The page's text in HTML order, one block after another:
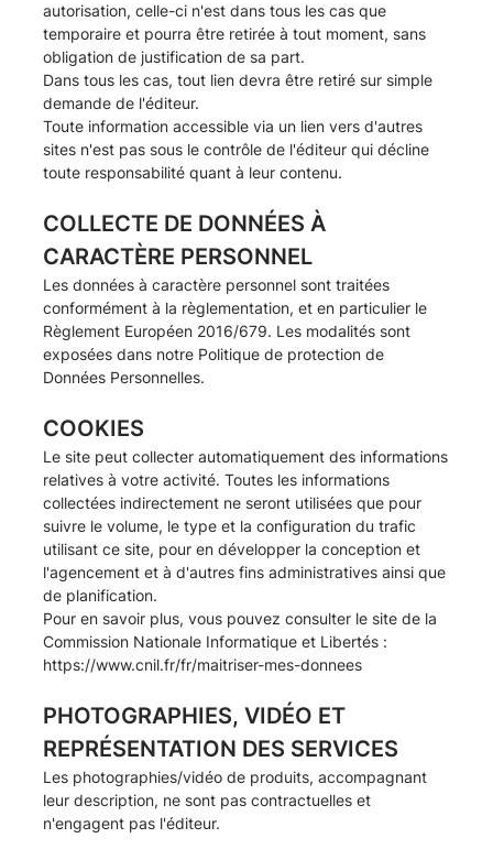
autorisation, celle-ci n'est dans tous les cas que
temporaire et pourra être retirée à tout moment, sans
obligation de justification de sa part.
Dans tous les cas, tout lien devra être retiré sur simple
demande de l'éditeur.
Toute information accessible via un lien vers d'autres
sites n'est pas sous le contrôle de l'éditeur qui décline
toute responsabilité quant à leur contenu.
COLLECTE DE DONNÉES À
CARACTÈRE PERSONNEL
Les données à caractère personnel sont traitées
conformément à la règlementation, et en particulier le
Règlement Européen 2016/679. Les modalités sont
exposées dans notre Politique de protection de
Données Personnelles.
COOKIES
Le site peut collecter automatiquement des informations
relatives à votre activité. Toutes les informations
collectées indirectement ne seront utilisées que pour
suivre le volume, le type et la configuration du trafic
utilisant ce site, pour en développer la conception et
l'agencement et à d'autres fins administratives ainsi que
de planification.
Pour en savoir plus, vous pouvez consulter le site de la
Commission Nationale Informatique et Libertés :
https://www.cnil.fr/fr/maitriser-mes-donnees
PHOTOGRAPHIES, VIDÉO ET
REPRÉSENTATION DES SERVICES
Les photographies/vidéo de produits, accompagnant
leur description, ne sont pas contractuelles et
n'engagent pas l'éditeur.